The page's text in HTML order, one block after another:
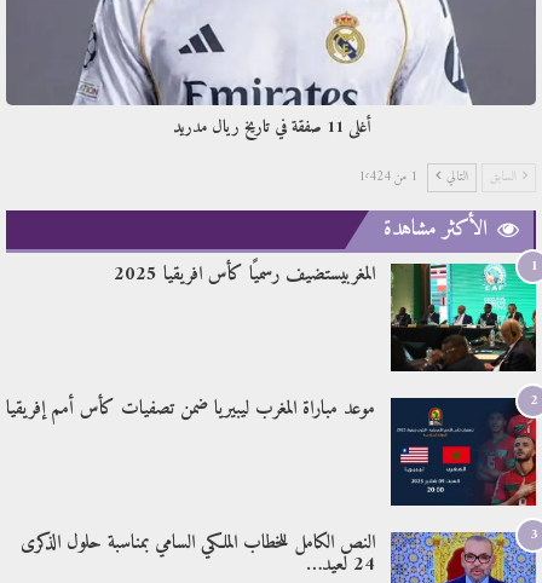
أغلى 11 صفقة في تاريخ ريال مدريد
السابق التالي 1 من 1٬424
الأكثر مشاهدة
1 المغربيستضيف رسميًا كأس افريقيا 2025
2 موعد مباراة المغرب ليبيريا ضمن تصفيات كأس أمم إفريقيا
3 النص الكامل للخطاب الملكي السامي بمناسبة حلول الذكرى
24 لعيد…